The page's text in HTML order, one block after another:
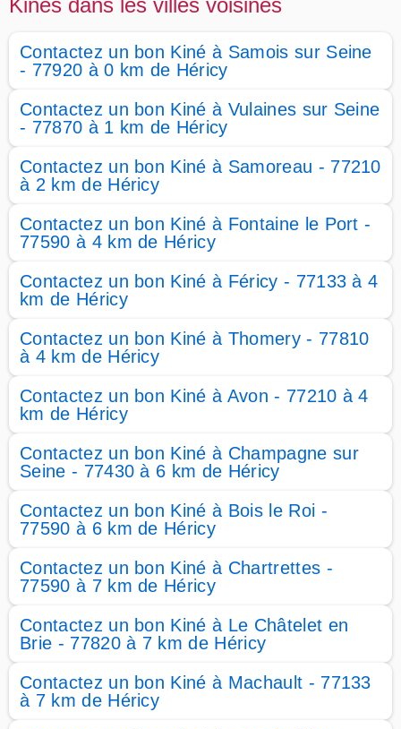
Kinés dans les villes voisines
Contactez un bon Kiné à Samois sur Seine
- 77920 à 0 km de Héricy
Contactez un bon Kiné à Vulaines sur Seine
- 77870 à 1 km de Héricy
Contactez un bon Kiné à Samoreau - 77210
à 2 km de Héricy
Contactez un bon Kiné à Fontaine le Port -
77590 à 4 km de Héricy
Contactez un bon Kiné à Féricy - 77133 à 4
km de Héricy
Contactez un bon Kiné à Thomery - 77810
à 4 km de Héricy
Contactez un bon Kiné à Avon - 77210 à 4
km de Héricy
Contactez un bon Kiné à Champagne sur
Seine - 77430 à 6 km de Héricy
Contactez un bon Kiné à Bois le Roi -
77590 à 6 km de Héricy
Contactez un bon Kiné à Chartrettes -
77590 à 7 km de Héricy
Contactez un bon Kiné à Le Châtelet en
Brie - 77820 à 7 km de Héricy
Contactez un bon Kiné à Machault - 77133
à 7 km de Héricy